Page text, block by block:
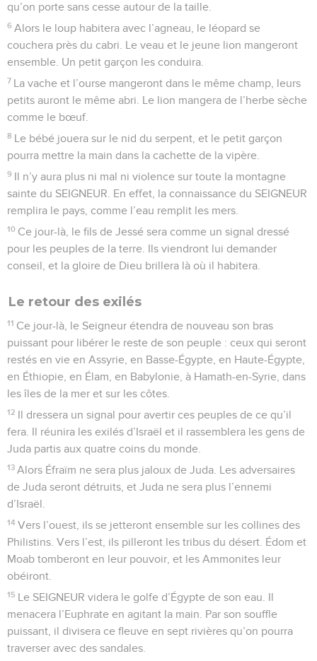
qu’on porte sans cesse autour de la taille.
6 Alors le loup habitera avec l’agneau, le léopard se
couchera près du cabri. Le veau et le jeune lion mangeront
ensemble. Un petit garçon les conduira.
7 La vache et l’ourse mangeront dans le même champ, leurs
petits auront le même abri. Le lion mangera de l’herbe sèche
comme le bœuf.
8 Le bébé jouera sur le nid du serpent, et le petit garçon
pourra mettre la main dans la cachette de la vipère.
9 Il n’y aura plus ni mal ni violence sur toute la montagne
sainte du SEIGNEUR. En effet, la connaissance du SEIGNEUR
remplira le pays, comme l’eau remplit les mers.
10 Ce jour-là, le fils de Jessé sera comme un signal dressé
pour les peuples de la terre. Ils viendront lui demander
conseil, et la gloire de Dieu brillera là où il habitera.
Le retour des exilés
11 Ce jour-là, le Seigneur étendra de nouveau son bras
puissant pour libérer le reste de son peuple : ceux qui seront
restés en vie en Assyrie, en Basse-Égypte, en Haute-Égypte,
en Éthiopie, en Élam, en Babylonie, à Hamath-en-Syrie, dans
les îles de la mer et sur les côtes.
12 Il dressera un signal pour avertir ces peuples de ce qu’il
fera. Il réunira les exilés d’Israël et il rassemblera les gens de
Juda partis aux quatre coins du monde.
13 Alors Éfraïm ne sera plus jaloux de Juda. Les adversaires
de Juda seront détruits, et Juda ne sera plus l’ennemi
d’Israël.
14 Vers l’ouest, ils se jetteront ensemble sur les collines des
Philistins. Vers l’est, ils pilleront les tribus du désert. Édom et
Moab tomberont en leur pouvoir, et les Ammonites leur
obéiront.
15 Le SEIGNEUR videra le golfe d’Égypte de son eau. Il
menacera l’Euphrate en agitant la main. Par son souffle
puissant, il divisera ce fleuve en sept rivières qu’on pourra
traverser avec des sandales.